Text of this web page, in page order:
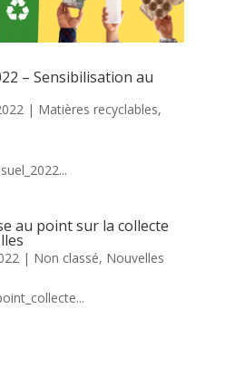
– Sensibilisation au
| Matières recyclables,
au point sur la collecte
| Non classé, Nouvelles